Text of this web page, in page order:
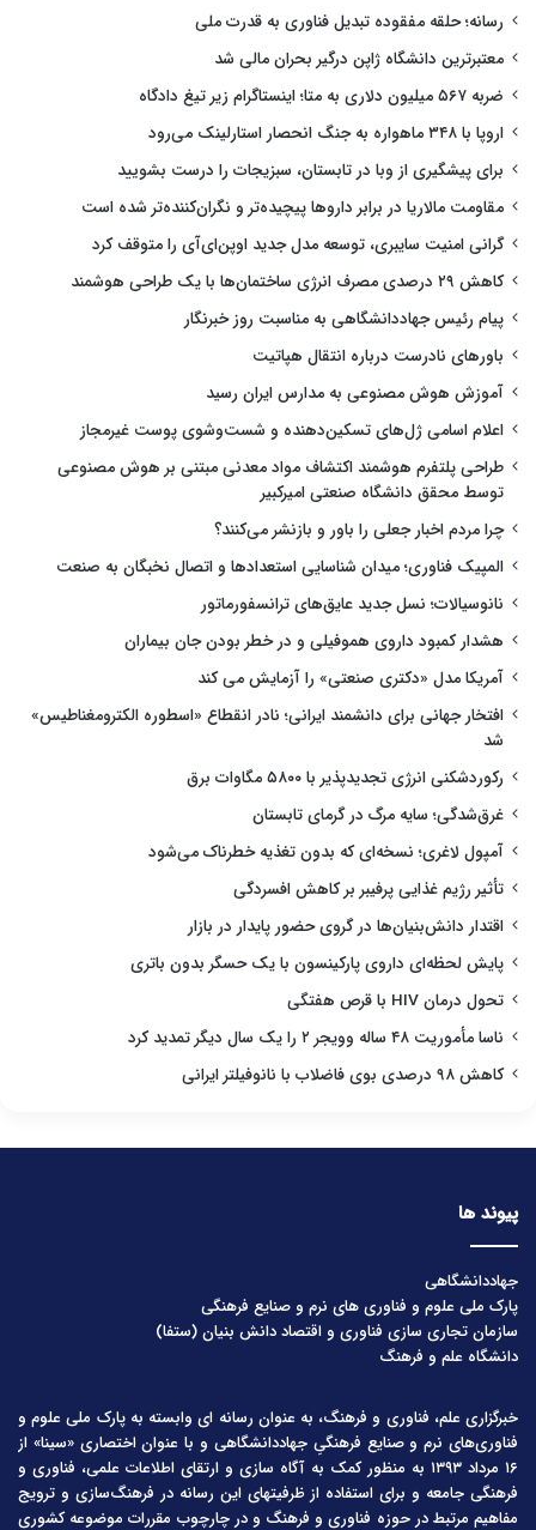
رسانه؛ حلقه مفقوده تبدیل فناوری به قدرت ملی
معتبرترین دانشگاه ژاپن درگیر بحران مالی شد
ضربه ۵۶۷ میلیون دلاری به متا؛ اینستاگرام زیر تیغ دادگاه
اروپا با ۳۴۸ ماهواره به جنگ انحصار استارلینک می‌رود
برای پیشگیری از وبا در تابستان، سبزیجات را درست بشویید
مقاومت مالاریا در برابر داروها پیچیده‌تر و نگران‌کننده‌تر شده است
گرانی امنیت سایبری، توسعه مدل جدید اوپن‌ای‌آی را متوقف کرد
کاهش ۲۹ درصدی مصرف انرژی ساختمان‌ها با یک طراحی هوشمند
پیام رئیس جهاددانشگاهی به مناسبت روز خبرنگار
باورهای نادرست درباره انتقال هپاتیت
آموزش هوش مصنوعی به مدارس ایران رسید
اعلام اسامی ژل‌های تسکین‌دهنده و شست‌وشوی پوست غیرمجاز
طراحی پلتفرم هوشمند اکتشاف مواد معدنی مبتنی بر هوش مصنوعی
توسط محقق دانشگاه صنعتی امیرکبیر
چرا مردم اخبار جعلی را باور و بازنشر می‌کنند؟
المپیک فناوری؛ میدان شناسایی استعدادها و اتصال نخبگان به صنعت
نانوسیالات؛ نسل جدید عایق‌های ترانسفورماتور
هشدار کمبود داروی هموفیلی و در خطر بودن جان بیماران
آمریکا مدل «دکتری صنعتی» را آزمایش می کند
افتخار جهانی برای دانشمند ایرانی؛ نادر انقطاع «اسطوره الکترومغناطیس»
شد
رکوردشکنی انرژی تجدیدپذیر با ۵۸۰۰ مگاوات برق
غرق‌شدگی؛ سایه مرگ در گرمای تابستان
آمپول لاغری؛ نسخه‌ای که بدون تغذیه خطرناک می‌شود
تأثیر رژیم غذایی پرفیبر بر کاهش افسردگی
اقتدار دانش‌بنیان‌ها در گروی حضور پایدار در بازار
پایش لحظه‌ای داروی پارکینسون با یک حسگر بدون باتری
تحول درمان HIV با قرص هفتگی
ناسا مأموریت ۴۸ ساله وویجر ۲ را یک سال دیگر تمدید کرد
کاهش ۹۸ درصدی بوی فاضلاب با نانوفیلتر ایرانی
پیوند ها
جهاددانشگاهی
پارک ملی علوم و فناوری های نرم و صنایع فرهنگی
سازمان تجاری سازی فناوری و اقتصاد دانش بنیان (ستفا)
دانشگاه علم و فرهنگ
خبرگزاری علم، فناوری و فرهنگ، به عنوان رسانه ای وابسته به پارک ملی علوم و
فناوری‌های نرم و صنایع فرهنگیِ جهاددانشگاهی و با عنوان اختصاری «سینا» از
۱۶ مرداد ۱۳۹۳ به منظور کمک به آگاه سازی و ارتقای اطلاعات علمی، فناوری و
فرهنگی جامعه و برای استفاده از ظرفیتهای این رسانه در فرهنگ‌سازی و ترویج
مفاهیم مرتبط در حوزه فناوری و فرهنگ و در چارچوب مقررات موضوعه کشوری